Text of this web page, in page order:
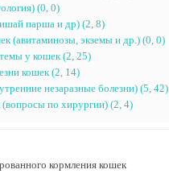
(0, 0)
парша и др) (2, 8)
(авитаминозы, экземы и др.) (0, 0)
у кошек (2, 25)
кошек (2, 14)
незаразные болезни) (5, 42)
по хирургии) (2, 4)
кормления кошек